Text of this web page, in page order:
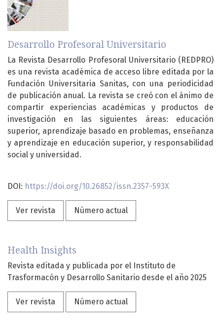
Desarrollo Profesoral Universitario
La Revista Desarrollo Profesoral Universitario (REDPRO)
es una revista académica de acceso libre editada por la
Fundación Universitaria Sanitas, con una periodicidad
de publicación anual. La revista se creó con el ánimo de
compartir experiencias académicas y productos de
investigación en las siguientes áreas: educación
superior, aprendizaje basado en problemas, enseñanza
y aprendizaje en educación superior, y responsabilidad
social y universidad.
DOI: https://doi.org/10.26852/issn.2357-593X
Ver revista Número actual
Health Insights
Revista editada y publicada por el Instituto de
Trasformacón y Desarrollo Sanitario desde el año 2025
Ver revista Número actual